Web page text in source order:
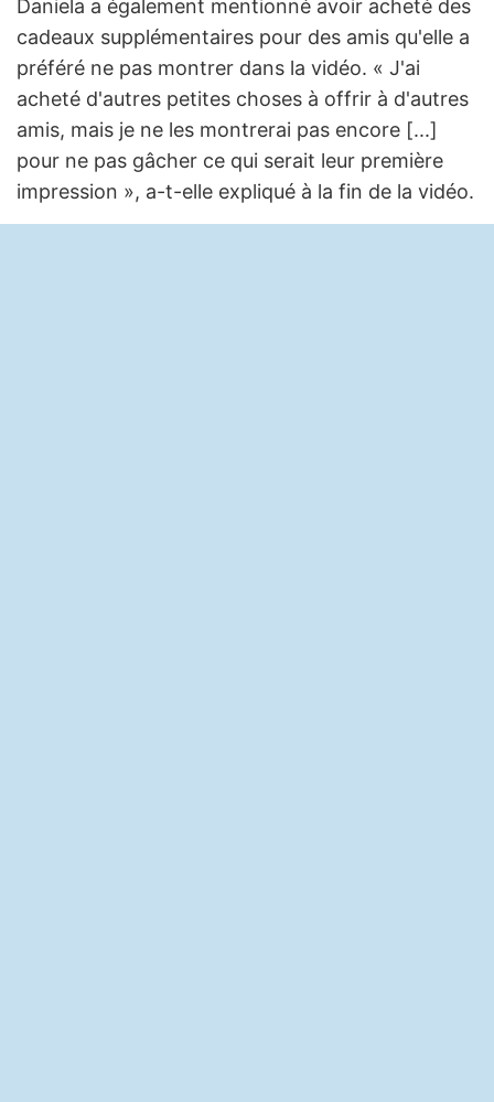
Daniela a également mentionné avoir acheté des
cadeaux supplémentaires pour des amis qu'elle a
préféré ne pas montrer dans la vidéo. « J'ai
acheté d'autres petites choses à offrir à d'autres
amis, mais je ne les montrerai pas encore [...]
pour ne pas gâcher ce qui serait leur première
impression », a-t-elle expliqué à la fin de la vidéo.